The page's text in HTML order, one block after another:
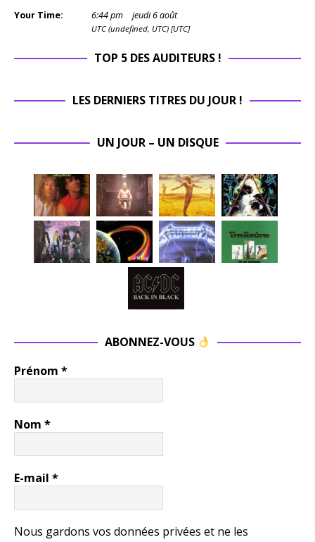
Your Time: 6:44pm jeudi 6 août
UTC (undefined, UTC) [UTC]
TOP 5 DES AUDITEURS !
LES DERNIERS TITRES DU JOUR !
UN JOUR – UN DISQUE
ABONNEZ-VOUS
Prénom *
Nom *
E-mail *
Nous gardons vos données privées et ne les